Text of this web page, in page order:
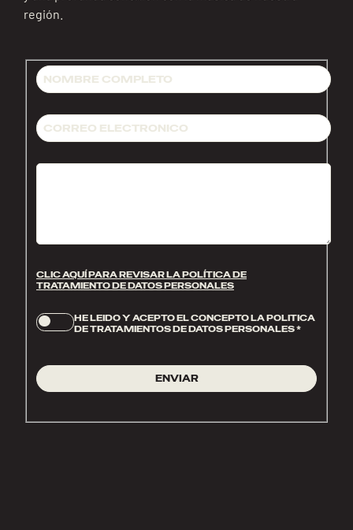
región.
CLIC AQUÍ PARA REVISAR LA POLÍTICA DE
TRATAMIENTO DE DATOS PERSONALES
HE LEIDO Y ACEPTO EL CONCEPTO LA POLITICA
DE TRATAMIENTOS DE DATOS PERSONALES*
ENVIAR